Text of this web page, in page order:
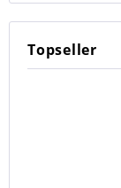
Topseller